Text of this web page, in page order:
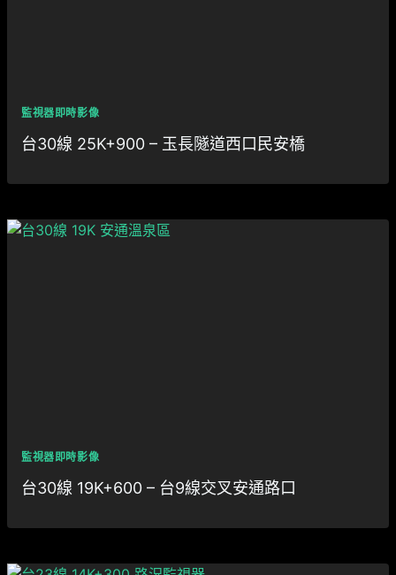
監視器即時影像
台30線 25K+900 – 玉長隧道西口民安橋
監視器即時影像
台30線 19K+600 – 台9線交叉安通路口